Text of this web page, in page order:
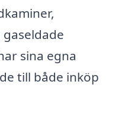
sina egna
till både inköp